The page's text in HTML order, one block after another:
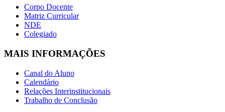
Corpo Docente
Matriz Curricular
NDE
Colegiado
MAIS INFORMAÇÕES
Canal do Aluno
Calendário
Relações Interinstitucionais
Trabalho de Conclusão